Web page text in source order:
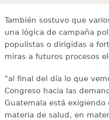
También sostuvo que
una lógica de campaña
populistas o dirigidas a
miras a futuros procesos
"al final del día lo que
Congreso hacia las
Guatemala está
materia de salud, en